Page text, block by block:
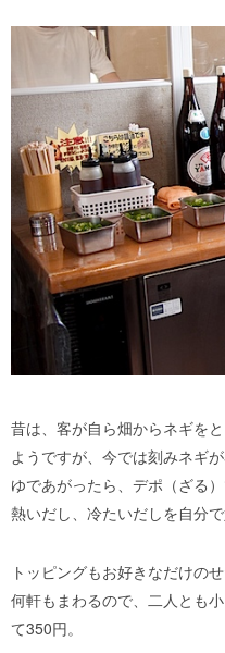
昔は、客が自ら畑からネギを
ようですが、今では刻みネギ
ゆであがったら、デポ（ざる
熱いだし、冷たいだしを自分で
トッピングもお好きなだけの
何軒もまわるので、二人とも
て350円。